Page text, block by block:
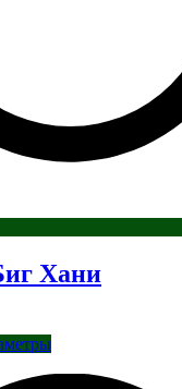
Хани
Этот